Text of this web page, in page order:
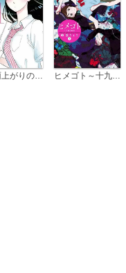
ヒメゴト～十九歳の制服～